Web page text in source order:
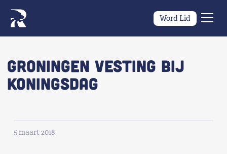
Word Lid
Wat we doen
Groningen vesting bij
Koningsdag
5 maart 2018